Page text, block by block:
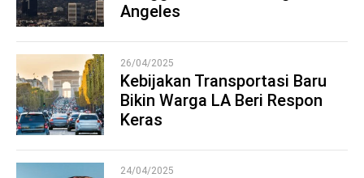
1
Angeles
2
26/04/2025
Kebijakan Transportasi Baru
Bikin Warga LA Beri Respon
Keras
24/04/2025